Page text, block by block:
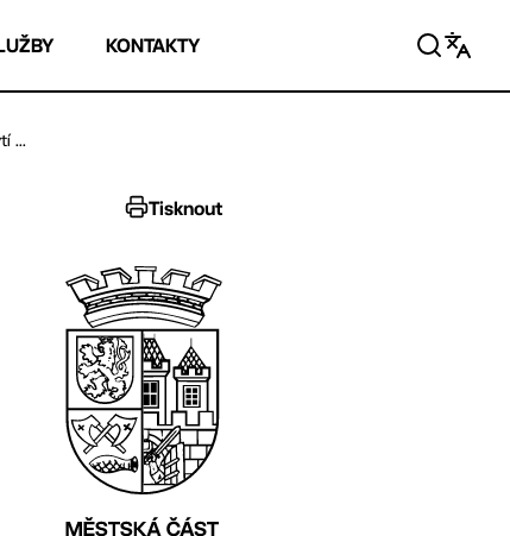
KONTAKTY
...
Tisknout